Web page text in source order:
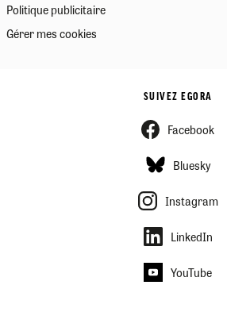
Politique publicitaire
Gérer mes cookies
SUIVEZ EGORA
Facebook
Bluesky
Instagram
LinkedIn
YouTube